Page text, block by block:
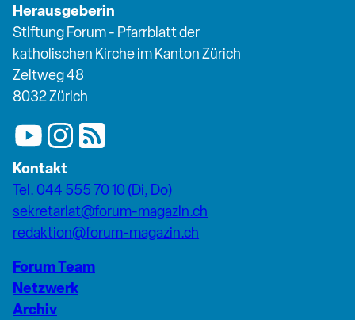
Herausgeberin
Stiftung Forum - Pfarrblatt der
katholischen Kirche im Kanton Zürich
Zeltweg 48
8032 Zürich
Kontakt
Tel. 044 555 70 10 (Di, Do)
sekretariat@forum-magazin.ch
redaktion@forum-magazin.ch
Forum Team
Netzwerk
Archiv